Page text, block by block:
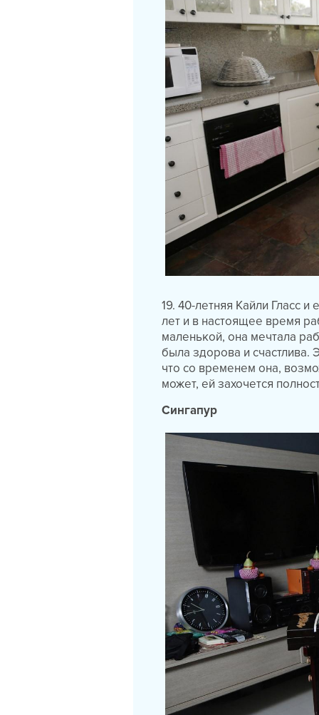
19. 40-летняя Кайли Гласс
лет и в настоящее время
маленькой, она мечтала
была здорова и счастлива.
что со временем она,
может, ей захочется
Сингапур